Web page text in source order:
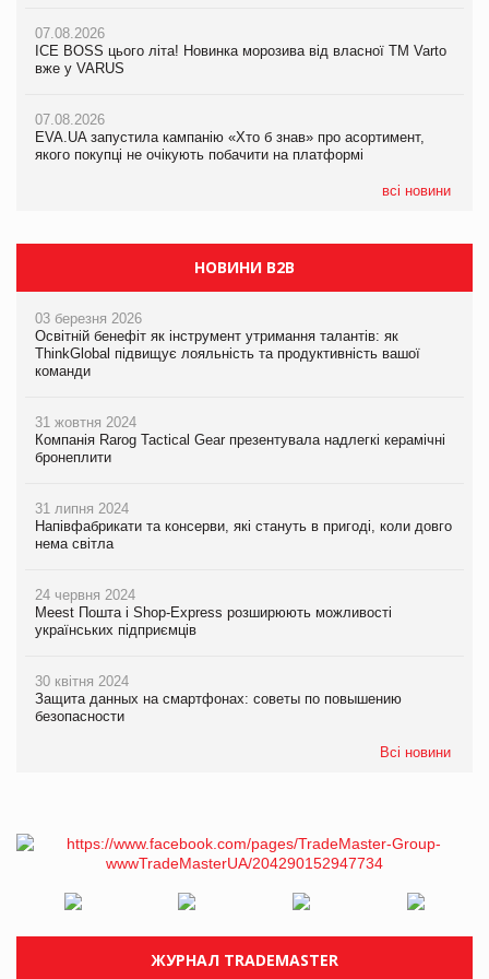
07.08.2026
ICE BOSS цього літа! Новинка морозива від власної ТМ Varto
вже у VARUS
07.08.2026
EVA.UA запустила кампанію «Хто б знав» про асортимент,
якого покупці не очікують побачити на платформі
всі новини
06.08.2026
Смачна новинка для хвостатих: у VARUS з’явилися паучі
05.08.2026
Мережа супермаркетів VARUS купує мережу магазинів
Продажі Hugo Boss впали на 9%
НОВИНИ B2B
03 березня 2026
Освітній бенефіт як інструмент утримання талантів: як
ThinkGlobal підвищує лояльність та продуктивність вашої
команди
31 жовтня 2024
Компанія Rarog Tactical Gear презентувала надлегкі керамічні
бронеплити
31 липня 2024
Напівфабрикати та консерви, які стануть в пригоді, коли довго
нема світла
24 червня 2024
Meest Пошта і Shop-Express розширюють можливості
українських підприємців
30 квітня 2024
Защита данных на смартфонах: советы по повышению
безопасности
Всі новини
ЖУРНАЛ TRADEMASTER